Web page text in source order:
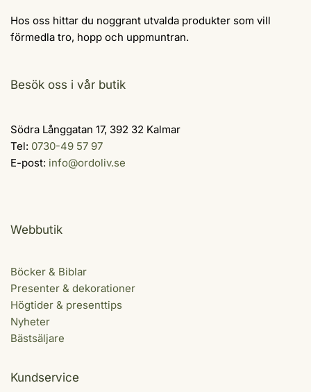
Hos oss hittar du noggrant utvalda produkter som vill
förmedla tro, hopp och uppmuntran.
Besök oss i vår butik
Södra Långgatan 17, 392 32 Kalmar
Tel: 0730-49 57 97
E-post: info@ordoliv.se
Webbutik
Böcker & Biblar
Presenter & dekorationer
Högtider & presenttips
Nyheter
Bästsäljare
Kundservice